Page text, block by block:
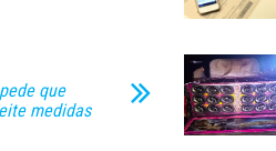
que
medidas